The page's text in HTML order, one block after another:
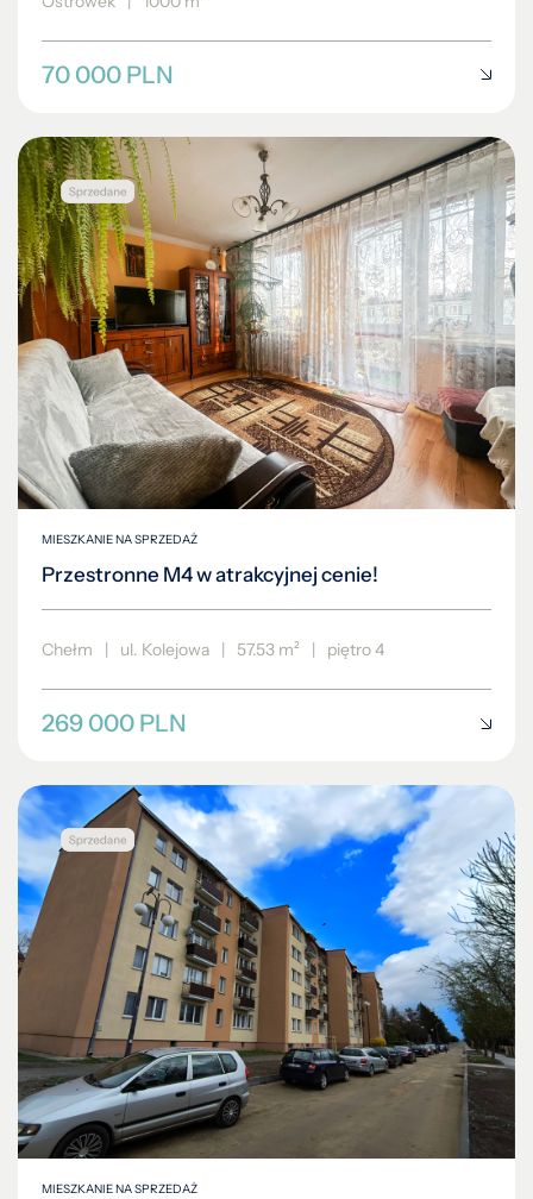
70 000 PLN
MIESZKANIE NA SPRZEDAŻ
Przestronne M4 w atrakcyjnej cenie!
Chełm | ul. Kolejowa | 57.53 m² | piętro 4
269 000 PLN
MIESZKANIE NA SPRZEDAŻ